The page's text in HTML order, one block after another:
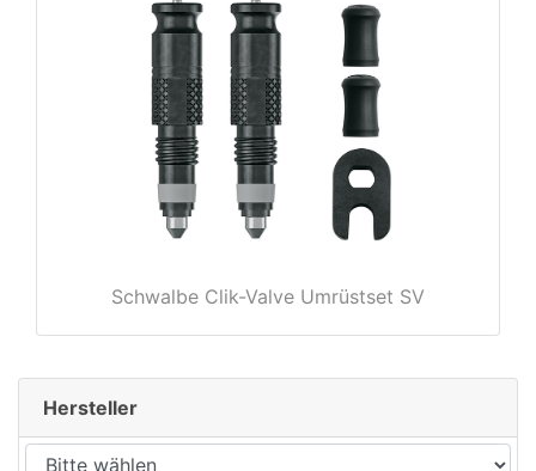
Schwalbe Clik-Valve Umrüstset SV
Hersteller